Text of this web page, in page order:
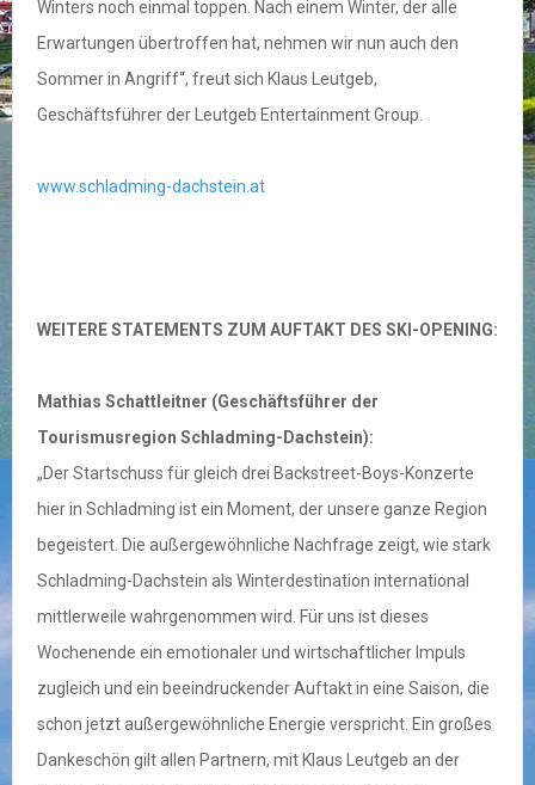
Winters noch einmal toppen. Nach einem Winter, der alle
Erwartungen übertroffen hat, nehmen wir nun auch den
Sommer in Angriff“, freut sich Klaus Leutgeb,
Geschäftsführer der Leutgeb Entertainment Group.
www.schladming-dachstein.at
WEITERE STATEMENTS ZUM AUFTAKT DES SKI-OPENING:
Mathias Schattleitner (Geschäftsführer der
Tourismusregion Schladming-Dachstein):
„Der Startschuss für gleich drei Backstreet-Boys-Konzerte
hier in Schladming ist ein Moment, der unsere ganze Region
begeistert. Die außergewöhnliche Nachfrage zeigt, wie stark
Schladming-Dachstein als Winterdestination international
mittlerweile wahrgenommen wird. Für uns ist dieses
Wochenende ein emotionaler und wirtschaftlicher Impuls
zugleich und ein beeindruckender Auftakt in eine Saison, die
schon jetzt außergewöhnliche Energie verspricht. Ein großes
Dankeschön gilt allen Partnern, mit Klaus Leutgeb an der